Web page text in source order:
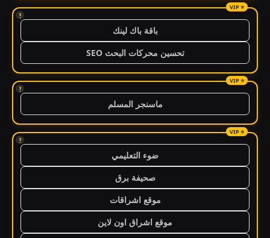
!
باقة باك لينك
تحسين محركات البحث SEO
!
ماسنجر المسلم
!
ضوء التعليمي
صحيفة برق
موقع اشراقات
موقع اشراق اون لاين